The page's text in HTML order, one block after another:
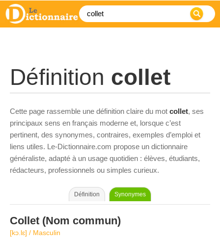
Définition collet
Cette page rassemble une définition claire du mot collet, ses
principaux sens en français moderne et, lorsque c’est
pertinent, des synonymes, contraires, exemples d’emploi et
liens utiles. Le-Dictionnaire.com propose un dictionnaire
généraliste, adapté à un usage quotidien : élèves, étudiants,
rédacteurs, professionnels ou simples curieux.
Définition Synonymes
Collet (Nom commun)
[kɔ.lɛ] / Masculin